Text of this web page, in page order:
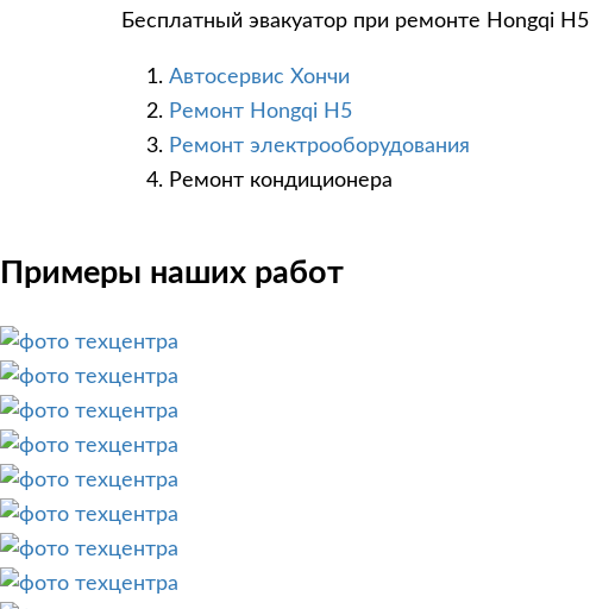
Бесплатный эвакуатор при ремонте Hongqi H5
Автосервис Хончи
Ремонт Hongqi H5
Ремонт электрооборудования
Ремонт кондиционера
Примеры наших работ